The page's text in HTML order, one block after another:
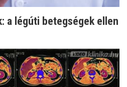
a légúti betegségek ellen